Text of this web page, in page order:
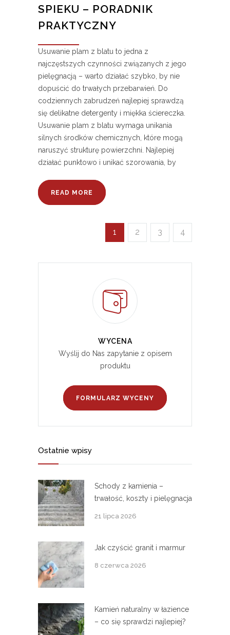
SPIEKU – PORADNIK
PRAKTYCZNY
Usuwanie plam z blatu to jedna z
najczęstszych czynności związanych z jego
pielęgnacją – warto działać szybko, by nie
dopuścić do trwałych przebarwień. Do
codziennych zabrudzeń najlepiej sprawdzą
się delikatne detergenty i miękka ściereczka.
Usuwanie plam z blatu wymaga unikania
silnych środków chemicznych, które mogą
naruszyć strukturę powierzchni. Najlepiej
działać punktowo i unikać szorowania, by
READ MORE
1 2 3 4
WYCENA
Wyślij do Nas zapytanie z opisem
produktu
FORMULARZ WYCENY
Ostatnie wpisy
Schody z kamienia –
trwałość, koszty i pielęgnacja
21 lipca 2026
Jak czyścić granit i marmur
8 czerwca 2026
Kamień naturalny w łazience
– co się sprawdzi najlepiej?